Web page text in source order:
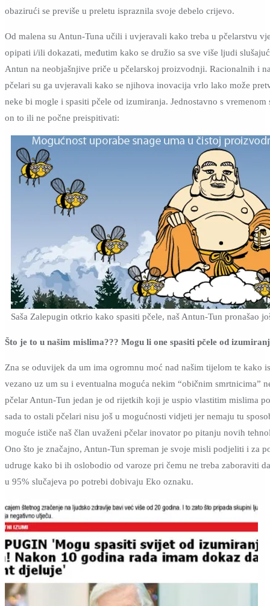
obazirući se previše u preletu ispraznila svoje debelo crijevo.
Od malena su Antun-Tuna učili i uvjeravali kako treba u pčelarstvu
opipati i/ili dokazati, međutim kako se družio sa sve više ljudi
Antun na neobjašnjive priče u pčelarskoj proizvodnji. Racionalnih i
pčelari su ga uvjeravali kako se njihova inovacija vrlo lako može
neke bi mogle i spasiti pčele od izumiranja. Jednostavno s
on to ili ne počne preispitivati:
Saša Zalepugin otkrio kako spasiti pčele, naš Antun-Tun pronašao
Što je to u našim mislima??? Mogu li one spasiti pčele od
Zna se oduvijek da um ima ogromnu moć nad našim tijelom te kako
vezano uz um su i eventualna moguća nekim “običnim smrtnicima”
pčelar Antun-Tun jedan je od rijetkih koji je uspio vlastitim mislima
sada to ostali pčelari nisu još u mogućnosti vidjeti jer nemaju tu
moguće ističe naš član uvaženi pčelar inovator po pitanju novih
Ono što je značajno, Antun-Tun spreman je svoje misli podjeliti i za
udruge kako bi ih oslobodio od varoze pri čemu ne treba zaboraviti
u 95% slučajeva po potrebi dobivaju Eko oznaku.